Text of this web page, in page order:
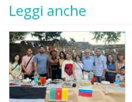
Leggi anche